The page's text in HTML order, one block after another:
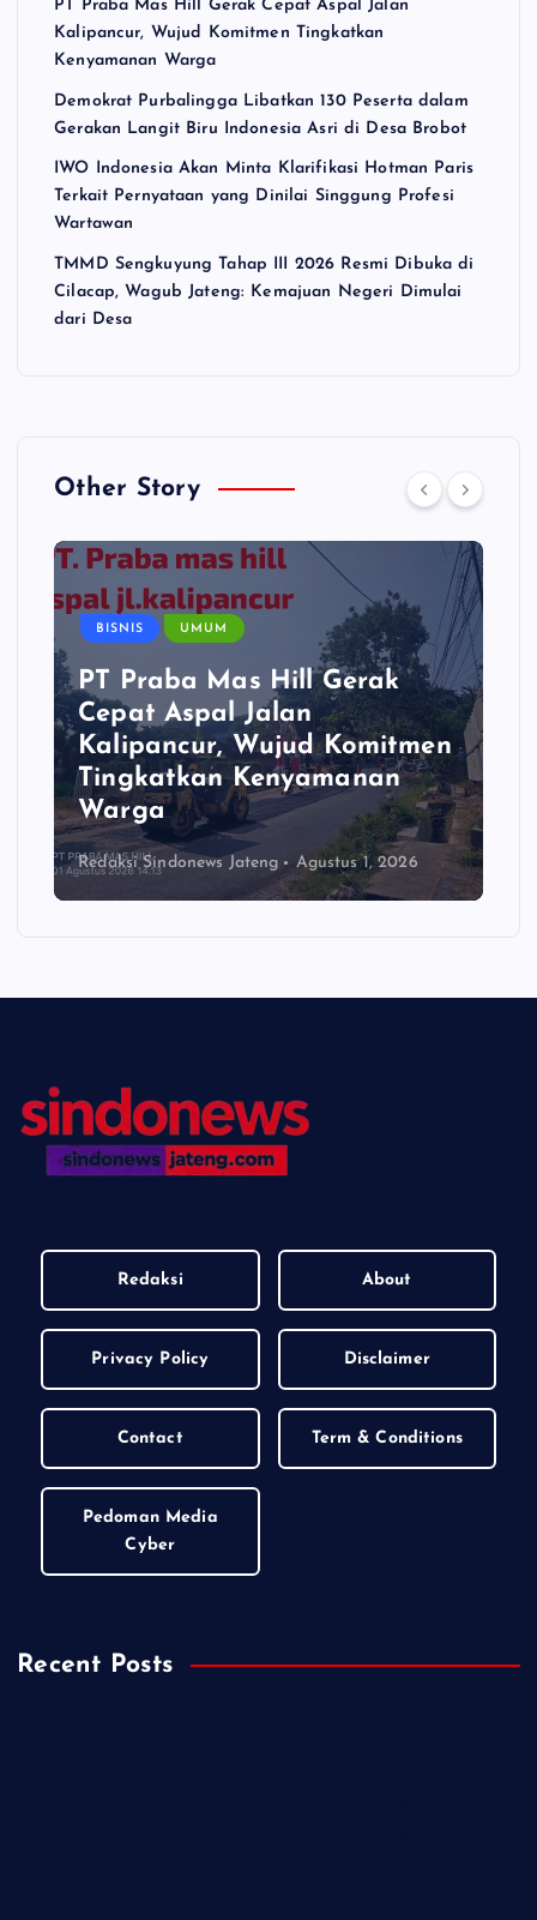
PT Praba Mas Hill Gerak Cepat Aspal Jalan
Kalipancur, Wujud Komitmen Tingkatkan
Kenyamanan Warga
Demokrat Purbalingga Libatkan 130 Peserta dalam
Gerakan Langit Biru Indonesia Asri di Desa Brobot
IWO Indonesia Akan Minta Klarifikasi Hotman Paris
Terkait Pernyataan yang Dinilai Singgung Profesi
Wartawan
TMMD Sengkuyung Tahap III 2026 Resmi Dibuka di
Cilacap, Wagub Jateng: Kemajuan Negeri Dimulai
dari Desa
Other Story
BISNIS UMUM
PT Praba Mas Hill Gerak
Cepat Aspal Jalan
Kalipancur, Wujud Komitmen
Tingkatkan Kenyamanan
Warga
Redaksi Sindonews Jateng Agustus 1, 2026
Redaksi About
Privacy Policy Disclaimer
Contact Term & Conditions
Pedoman Media
Cyber
Recent Posts